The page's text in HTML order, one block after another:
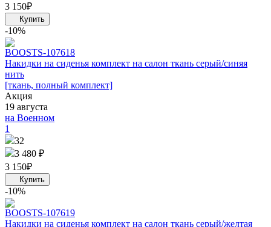
3 150₽
-10%
BOOSTS-107618
Накидки на сиденья комплект на салон ткань серый/синяя
нить
[ткань, полный комплект]
Акция
19 августа
на Военном
1
32
3 480 ₽
3 150₽
-10%
BOOSTS-107619
Накидки на сиденья комплект на салон ткань серый/желтая